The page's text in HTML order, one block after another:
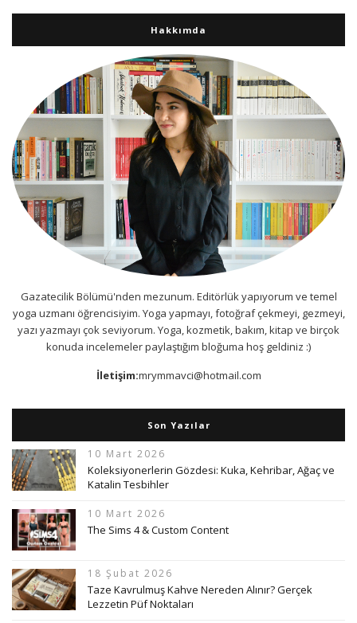
Hakkımda
Gazatecilik Bölümü'nden mezunum. Editörlük yapıyorum ve temel
yoga uzmanı öğrencisiyim. Yoga yapmayı, fotoğraf çekmeyi, gezmeyi,
yazı yazmayı çok seviyorum. Yoga, kozmetik, bakım, kitap ve birçok
konuda incelemeler paylaştığım bloğuma hoş geldiniz :)
İletişim:mrymmavci@hotmail.com
Son Yazılar
10 Mart 2026
Koleksiyonerlerin Gözdesi: Kuka, Kehribar, Ağaç ve
Katalin Tesbihler
10 Mart 2026
The Sims 4 & Custom Content
18 Şubat 2026
Taze Kavrulmuş Kahve Nereden Alınır? Gerçek
Lezzetin Püf Noktaları